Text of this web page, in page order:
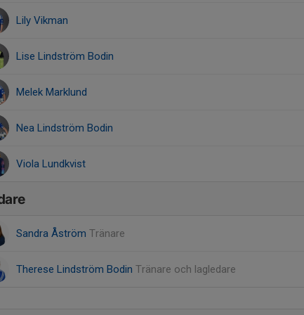
Lily Vikman
Lise Lindström Bodin
Melek Marklund
Nea Lindström Bodin
Viola Lundkvist
Sandra Åström Tränare
Therese Lindström Bodin Tränare och lagledare